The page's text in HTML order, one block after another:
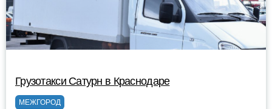
Грузотакси Сатурн в Краснодаре
МЕЖГОРОД